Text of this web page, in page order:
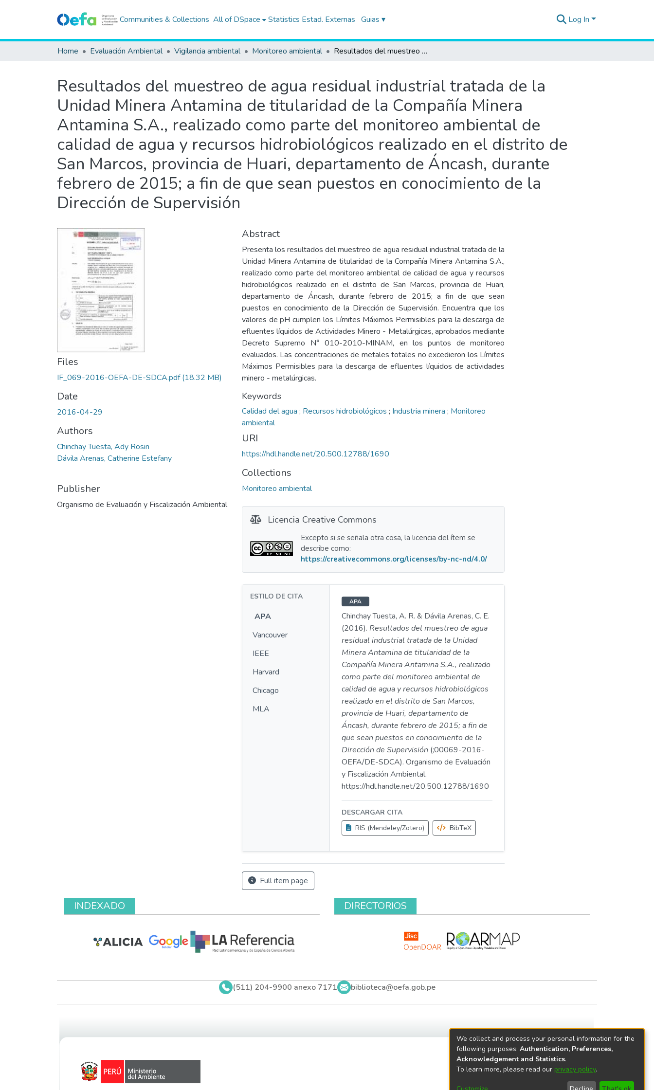
Communities & Collections All of DSpace Statistics Estad. Externas Guias ▾ Log In
Home Evaluación Ambiental Vigilancia ambiental Monitoreo ambiental Resultados del muestreo de agua residual industrial tratada de la Unidad Minera Antamina de titularidad de la Compañía Minera Antamina S.A., realizado como parte del monitoreo ambiental de calidad de agua y recursos hidrobiológicos realizado en el distrito de San Marcos, provincia de Huari, departamento de Áncash, durante febrero de 2015; a fin de que sean puestos en conocimiento de la Dirección de Supervisión
Resultados del muestreo de agua residual industrial tratada de la
Unidad Minera Antamina de titularidad de la Compañía Minera
Antamina S.A., realizado como parte del monitoreo ambiental de
calidad de agua y recursos hidrobiológicos realizado en el distrito de
San Marcos, provincia de Huari, departamento de Áncash, durante
febrero de 2015; a fin de que sean puestos en conocimiento de la
Dirección de Supervisión
Files
IF_069-2016-OEFA-DE-SDCA.pdf(18.32 MB)
Date
2016-04-29
Authors
Chinchay Tuesta, Ady Rosin
Dávila Arenas, Catherine Estefany
Publisher
Organismo de Evaluación y Fiscalización Ambiental
Abstract
Presenta los resultados del muestreo de agua residual industrial tratada de la
Unidad Minera Antamina de titularidad de la Compañía Minera Antamina S.A.,
realizado como parte del monitoreo ambiental de calidad de agua y recursos
hidrobiológicos realizado en el distrito de San Marcos, provincia de Huari,
departamento de Áncash, durante febrero de 2015; a fin de que sean
puestos en conocimiento de la Dirección de Supervisión. Encuentra que los
valores de pH cumplen los Límites Máximos Permisibles para la descarga de
efluentes líquidos de Actividades Minero - Metalúrgicas, aprobados mediante
Decreto Supremo N° 010-2010-MINAM, en los puntos de monitoreo
evaluados. Las concentraciones de metales totales no excedieron los Límites
Máximos Permisibles para la descarga de efluentes líquidos de actividades
minero - metalúrgicas.
Keywords
Calidad del agua ; Recursos hidrobiológicos ; Industria minera ; Monitoreo
ambiental
URI
https://hdl.handle.net/20.500.12788/1690
Collections
Monitoreo ambiental
Licencia Creative Commons
Excepto si se señala otra cosa, la licencia del ítem se
describe como:
https://creativecommons.org/licenses/by-nc-nd/4.0/
ESTILO DE CITA
APA
Vancouver
IEEE
Harvard
Chicago
MLA
APA
Chinchay Tuesta, A. R. & Dávila Arenas, C. E.
(2016). Resultados del muestreo de agua
residual industrial tratada de la Unidad
Minera Antamina de titularidad de la
Compañía Minera Antamina S.A., realizado
como parte del monitoreo ambiental de
calidad de agua y recursos hidrobiológicos
realizado en el distrito de San Marcos,
provincia de Huari, departamento de
Áncash, durante febrero de 2015; a fin de
que sean puestos en conocimiento de la
Dirección de Supervisión (;00069-2016-
OEFA/DE-SDCA). Organismo de Evaluación
y Fiscalización Ambiental.
https://hdl.handle.net/20.500.12788/1690
DESCARGAR CITA
RIS (Mendeley/Zotero)
BibTeX
Full item page
INDEXADO DIRECTORIOS
(511) 204-9900 anexo 7171 biblioteca@oefa.gob.pe
We collect and process your personal information for the
following purposes: Authentication, Preferences,
Acknowledgement and Statistics.
To learn more, please read our privacy policy.